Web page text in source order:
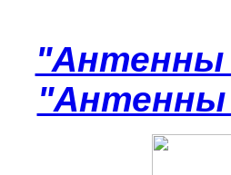
"Антенны
"Антенны